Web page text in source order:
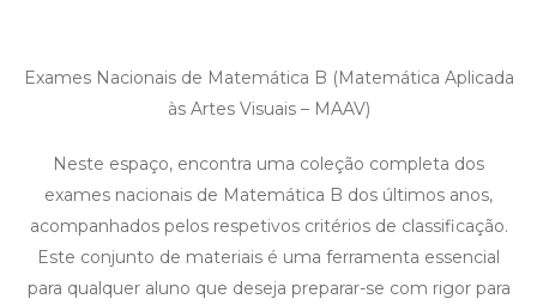
Exames Nacionais de Matemática B (Matemática Aplicada
às Artes Visuais – MAAV)
Neste espaço, encontra uma coleção completa dos
exames nacionais de Matemática B dos últimos anos,
acompanhados pelos respetivos critérios de classificação.
Este conjunto de materiais é uma ferramenta essencial
para qualquer aluno que deseja preparar-se com rigor para